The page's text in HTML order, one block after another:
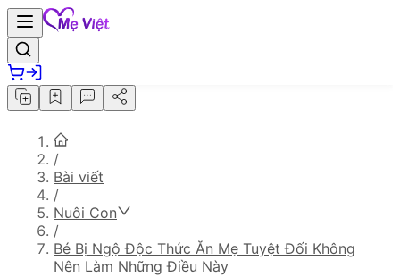
/
Bài viết
/
Nuôi Con
/
Bé Bị Ngộ Độc Thức Ăn Mẹ Tuyệt Đối Không
Nên Làm Những Điều Này